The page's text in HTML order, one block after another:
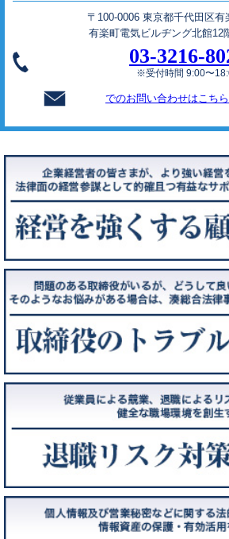
〒100-0006 東京都千代田区有
有楽町電気ビルヂング北館12
03-3216-
※受付時間 9:00〜
でのお問い合わせはこち